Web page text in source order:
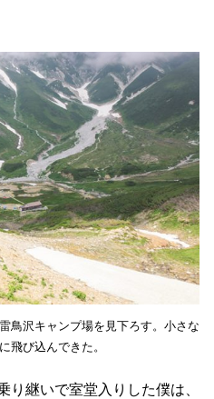
鳥沢キャンプ場を見下ろす。小さな
飛び込んできた。
継いで室堂入りした僕は、